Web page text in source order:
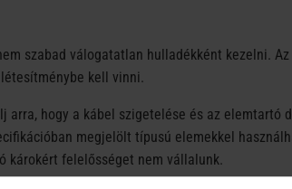
szabad válogatatlan hulladékként kezelni. Az
kell vinni.
arra, hogy a kábel szigetelése és az elemtartó
megjelölt típusú elemekkel
károkért felelősséget nem vállalunk.